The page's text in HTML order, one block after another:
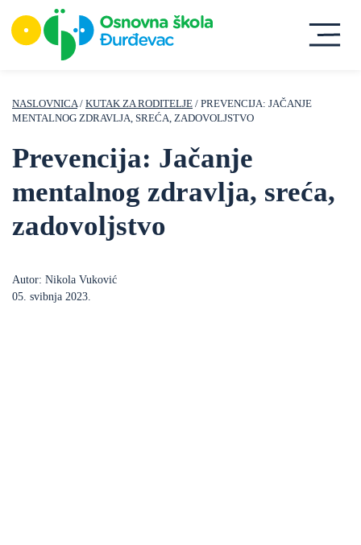
NASLOVNICA/ KUTAK ZA RODITELJE / PREVENCIJA: JAČANJE
MENTALNOG ZDRAVLJA, SREĆA, ZADOVOLJSTVO
Prevencija: Jačanje
mentalnog zdravlja, sreća,
zadovoljstvo
Autor: Nikola Vuković
05. svibnja 2023.